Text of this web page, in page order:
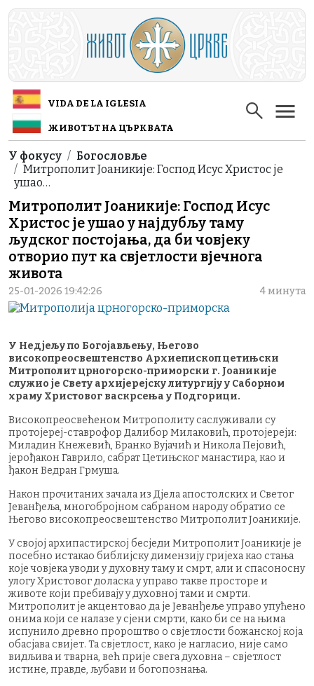
Skip to main content
VIDA DE LA IGLESIA
ЖИВОТЪТ НА ЦЪРКВАТА
Breadcrumb
У фокусу
Богословље
Митрополит Јоаникије: Господ Исус Христос је
ушао…
Митрополит Јоаникије: Господ Исус
Христос је ушао у најдубљу таму
људског постојања, да би човјеку
отворио пут ка свјетлости вјечнога
живота
25-01-2026 19:42:26 4 минута
У Недјељу по Богојављењу, Његово
високопреосвештенство Архиепископ цетињски
Митрополит црногорско-приморски г. Јоаникије
служио је Свету архијерејску литургију у Саборном
храму Христовог васкрсења у Подгорици.
Високопреосвећеном Митрополиту саслуживали су
протојереј-ставрофор Далибор Милаковић, протојереји:
Миладин Кнежевић, Бранко Вујачић и Никола Пејовић,
јерођакон Гаврило, сабрат Цетињског манастира, као и
ђакон Ведран Грмуша.
Након прочитаних зачала из Дјела апостолских и Светог
Јеванђеља, многобројном сабраном народу обратио се
Његово високопреосвештенство Митрополит Јоаникије.
У својој архипастирској бесједи Митрополит Јоаникије је
посебно истакао библијску димензију гријеха као стања
које човјека уводи у духовну таму и смрт, али и спасоносну
улогу Христовог доласка у управо такве просторе и
животе који пребивају у духовној тами и смрти.
Митрополит је акцентовао да је Јеванђеље управо упућено
онима који се налазе у сјени смрти, како би се на њима
испунило древно пророштво о свјетлости божанској која
обасјава свијет. Та свјетлост, како је нагласио, није само
видљива и тварна, већ прије свега духовна – свјетлост
истине, правде, љубави и богопознања.